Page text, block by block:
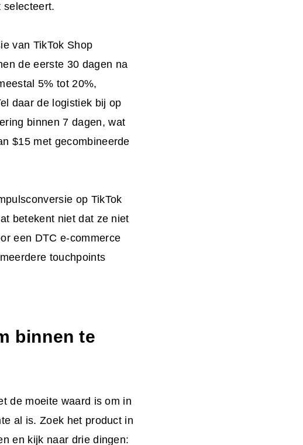
selecteert.
van TikTok Shop
de eerste 30 dagen na
5% tot 20%,
daar de logistiek bij op
binnen 7 dagen, wat
$15 met gecombineerde
op TikTok
betekent niet dat ze niet
een DTC e-commerce
touchpoints
binnen te
de moeite waard is om in
al is. Zoek het product in
en kijk naar drie dingen: